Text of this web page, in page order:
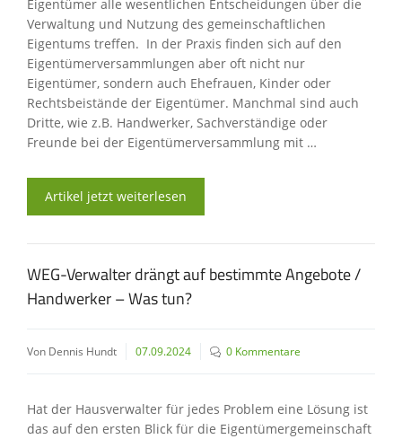
Eigentümer alle wesentlichen Entscheidungen über die
Verwaltung und Nutzung des gemeinschaftlichen
Eigentums treffen. In der Praxis finden sich auf den
Eigentümerversammlungen aber oft nicht nur
Eigentümer, sondern auch Ehefrauen, Kinder oder
Rechtsbeistände der Eigentümer. Manchmal sind auch
Dritte, wie z.B. Handwerker, Sachverständige oder
Freunde bei der Eigentümerversammlung mit …
Artikel jetzt weiterlesen
WEG-Verwalter drängt auf bestimmte Angebote /
Handwerker – Was tun?
Von Dennis Hundt 07.09.2024 0 Kommentare
Hat der Hausverwalter für jedes Problem eine Lösung ist
das auf den ersten Blick für die Eigentümergemeinschaft